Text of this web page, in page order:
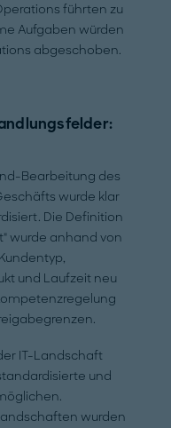
führten zu
Aufgaben würden
abgeschoben.
Bearbeitung des
wurde klar
Die Definition
wurde anhand von
und Laufzeit neu
IT-Landschaft
und
wurden